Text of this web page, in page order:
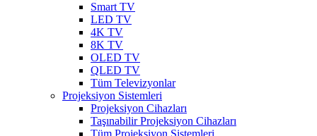
Smart TV
LED TV
4K TV
8K TV
OLED TV
QLED TV
Tüm Televizyonlar
Projeksiyon Sistemleri
Projeksiyon Cihazları
Taşınabilir Projeksiyon Cihazları
Tüm Projeksiyon Sistemleri